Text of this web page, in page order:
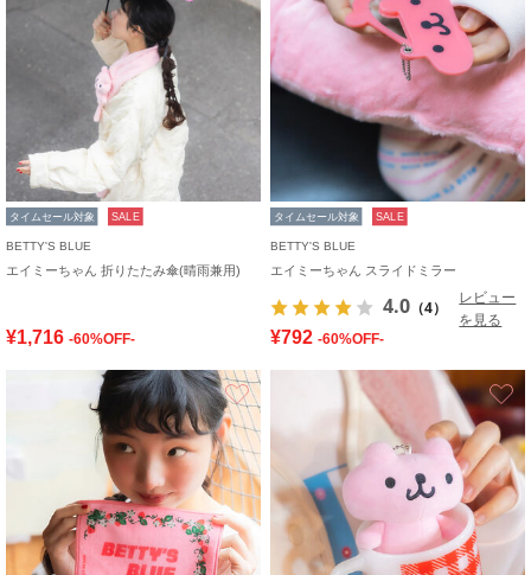
タイムセール対象 SALE
BETTY'S BLUE
エイミーちゃん 折りたたみ傘(晴雨兼用)
¥1,716 -60%OFF-
タイムセール対象 SALE
BETTY'S BLUE
エイミーちゃん スライドミラー
4.0 （4）
レビュー
を見る
¥792 -60%OFF-
お気に入り